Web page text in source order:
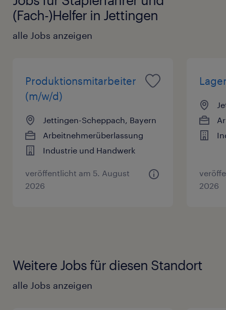
(Fach-)Helfer in Jettingen
alle Jobs anzeigen
Produktionsmitarbeiter
(m/w/d)
Jettingen-Scheppach, Bayern
Arbeitnehmerüberlassung
Industrie und Handwerk
veröffentlicht am 5. August
2026
2026
Weitere Jobs für diesen Standort
alle Jobs anzeigen